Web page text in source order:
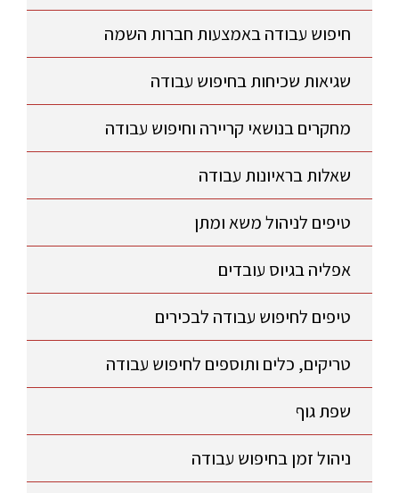
חיפוש עבודה באמצעות חברות השמה
שגיאות שכיחות בחיפוש עבודה
מחקרים בנושאי קריירה וחיפוש עבודה
שאלות בראיונות עבודה
טיפים לניהול משא ומתן
אפליה בגיוס עובדים
טיפים לחיפוש עבודה לבכירים
טריקים, כלים ותוספים לחיפוש עבודה
שפת גוף
ניהול זמן בחיפוש עבודה